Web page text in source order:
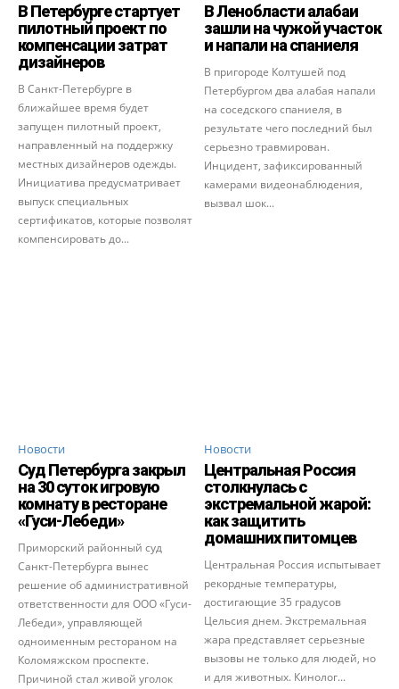
В Петербурге стартует
пилотный проект по
компенсации затрат
дизайнеров
В Санкт-Петербурге в
ближайшее время будет
запущен пилотный проект,
направленный на поддержку
местных дизайнеров одежды.
Инициатива предусматривает
выпуск специальных
сертификатов, которые позволят
компенсировать до...
В Ленобласти алабаи
зашли на чужой участок
и напали на спаниеля
В пригороде Колтушей под
Петербургом два алабая напали
на соседского спаниеля, в
результате чего последний был
серьезно травмирован.
Инцидент, зафиксированный
камерами видеонаблюдения,
вызвал шок...
Новости
Суд Петербурга закрыл
на 30 суток игровую
комнату в ресторане
«Гуси-Лебеди»
Приморский районный суд
Санкт-Петербурга вынес
решение об административной
ответственности для ООО «Гуси-
Лебеди», управляющей
одноименным рестораном на
Коломяжском проспекте.
Причиной стал живой уголок
Новости
Центральная Россия
столкнулась с
экстремальной жарой:
как защитить
домашних питомцев
Центральная Россия испытывает
рекордные температуры,
достигающие 35 градусов
Цельсия днем. Экстремальная
жара представляет серьезные
вызовы не только для людей, но
и для животных. Кинолог...